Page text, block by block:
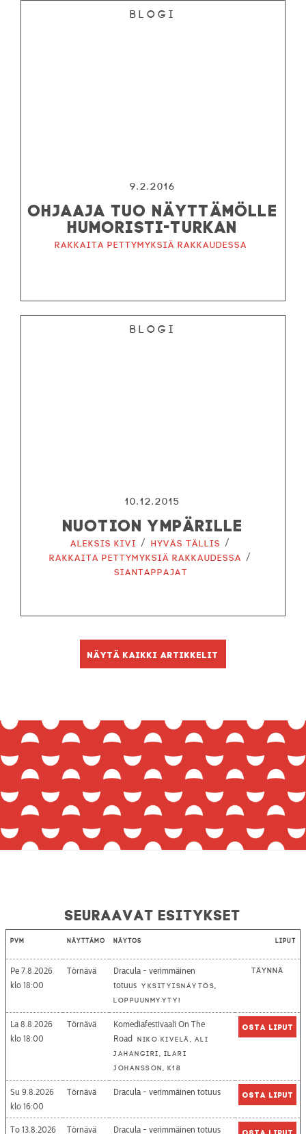
Blogi
9.2.2016
OHJAAJA TUO NÄYTTÄMÖLLE
HUMORISTI-TURKAN
Rakkaita pettymyksiä rakkaudessa
Blogi
10.12.2015
NUOTION YMPÄRILLE
Aleksis Kivi /Hyväs tällis /
Rakkaita pettymyksiä rakkaudessa /
Siantappajat
Näytä kaikki artikkelit
Seuraavat esitykset
Pvm Näyttämö Näytös Liput
Pe 7.8.2026
18:00
Törnävä
Dracula - verimmäinen
totuus Yksityisnäytös,
loppuunmyyty!
Täynnä
La 8.8.2026
18:00
Törnävä
Komediafestivaali On The
Road
Niko Kivelä, Ali
Jahangiri, Ilari
Johansson, K18
Osta liput
Su 9.8.2026
16:00
Törnävä Dracula - verimmäinen totuus Osta liput
To 13.8.2026 Törnävä Dracula - verimmäinen totuus Osta liput